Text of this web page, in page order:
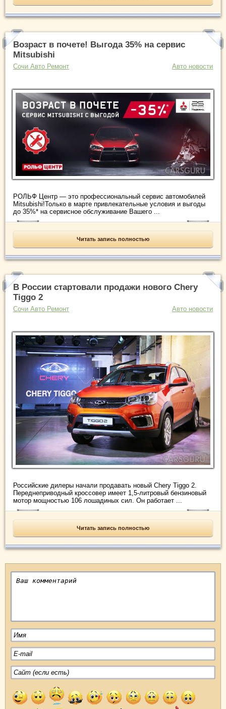
Возраст в почете! Выгода 35% на сервис
Mitsubishi
Сочи Авто Ремонт Авто новости
РОЛЬФ Центр — это профессиональный сервис автомобилей
Mitsubishi!Только в марте привлекательные условия и выгоды
до 35%* на сервисное обслуживание Вашего ...
Читать запись полностью
В России стартовали продажи нового Chery
Tiggo 2
Сочи Авто Ремонт Авто новости
Российские дилеры начали продавать новый Chery Tiggo 2.
Переднеприводный кроссовер имеет 1,5-литровый бензиновый
мотор мощностью 106 лошадиных сил. Он работает ...
Читать запись полностью